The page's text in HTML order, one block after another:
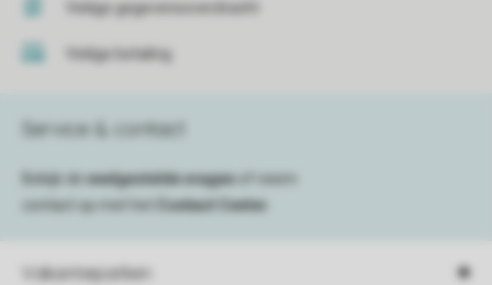
Veilige gegevensoverdracht
Veilige betaling
Vakantieparken
Service & contact
Bekijk de veelgestelde vragen
of neem
contact op met het
Contact Center